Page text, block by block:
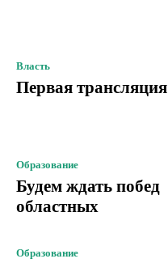
Власть
Первая трансляция
Образование
Будем ждать побед
областных
Образование